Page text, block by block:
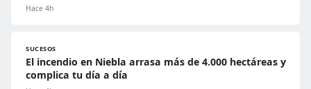
Hace 4h
SUCESOS
El incendio en Niebla arrasa más de 4.000 hectáreas y
complica tu día a día